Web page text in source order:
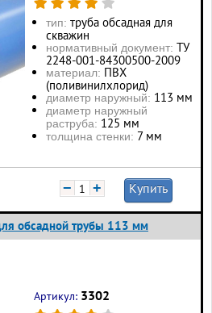
тип: труба обсадная для
скважин
нормативный документ: ТУ
2248-001-84300500-2009
материал: ПВХ
(поливинилхлорид)
диаметр наружный: 113 мм
диаметр наружный
раструба: 125 мм
толщина стенки: 7 мм
− + Купить
обсадной трубы 113 мм
Артикул: 3302